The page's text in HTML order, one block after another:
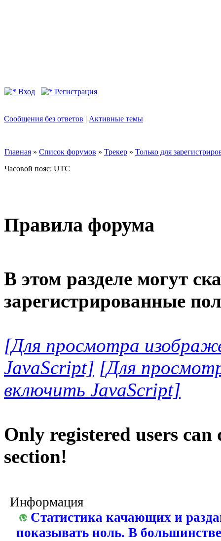
Вход Регистрация
Сообщения без ответов | Активные темы
Главная » Список форумов » Трекер » Только для
Часовой пояс: UTC
Правила форума
В этом разделе могут
зарегистрированные
[Для просмотра
JavaScript] [Для
включить JavaScript]
Only registered users
section!
Информация
Статистика качающих и
показывать ноль. В